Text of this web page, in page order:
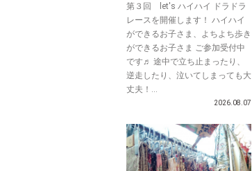
第３回 let's ハイハイ ドラドラ
レースを開催します！ ハイハイ
ができるお子さま、よちよち歩き
ができるお子さま ご参加受付中
です♬ 途中で立ち止まったり、
逆走したり、泣いてしまっても大
丈夫！...
2026.08.07